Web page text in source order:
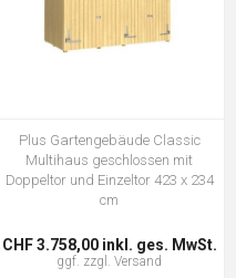
Plus Gartengebäude Classic
Multihaus geschlossen mit
Doppeltor und Einzeltor 423 x 234
cm
CHF 3.758,00 inkl. ges. MwSt.
ggf. zzgl. Versand